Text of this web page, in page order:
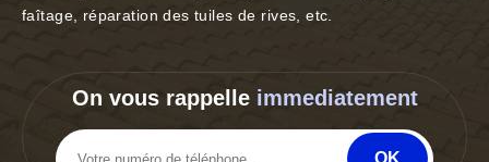
faîtage, réparation des tuiles de rives, etc.
On vous rappelle immediatement